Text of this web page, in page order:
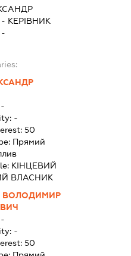
- КЕРІВНИК
-
-
-
50
Прямий
КІНЦЕВИЙ
ВЛАСНИК
-
-
50